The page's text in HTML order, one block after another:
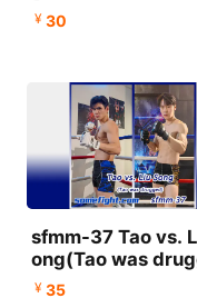
¥ 30
sfmm-37 Tao vs.
ong(Tao was
d)
¥ 35